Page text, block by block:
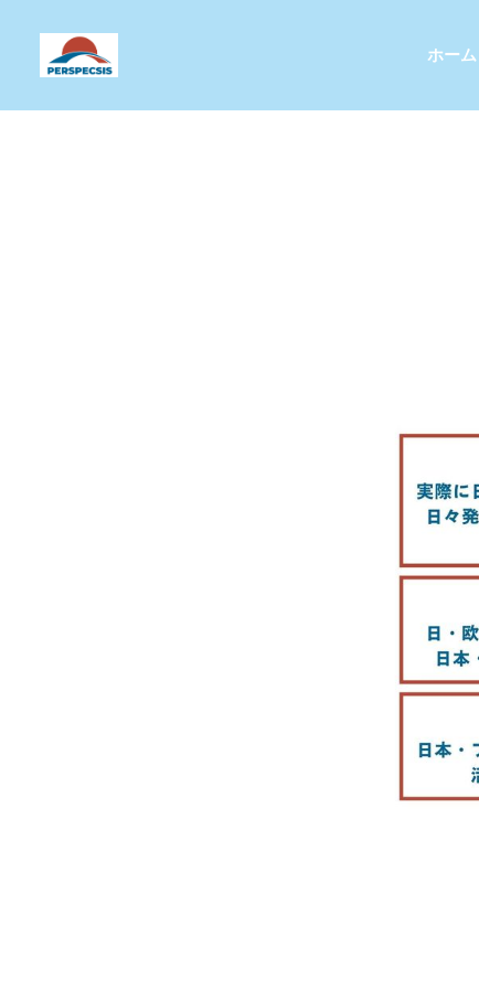
ホーム